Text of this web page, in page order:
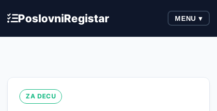
PoslovniRegistar MENU ▾
ZA DECU